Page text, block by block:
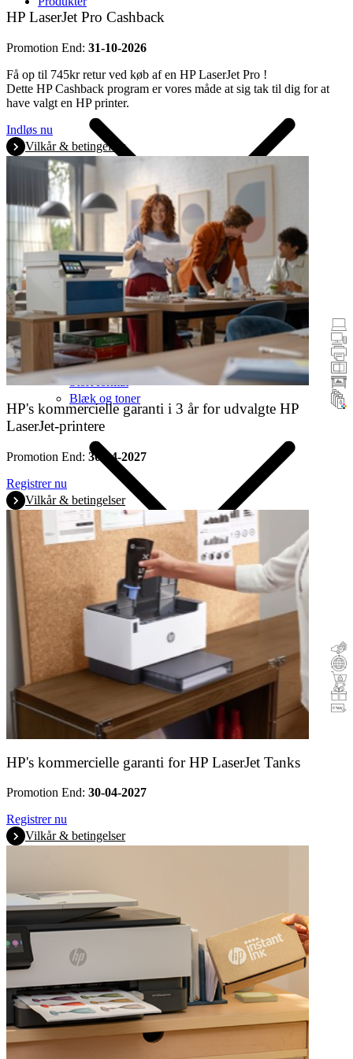
bærbare og tablets
Bærbare
Printere
Scannere
Stort format
Blæk og toner
Promotions
Cash-back
Byttehandel
Buy&Try
Garanti
HP LaserJet Pro Cashback
Promotion End: 31-10-2026
Få op til 745kr retur ved køb af en HP LaserJet Pro !
Dette HP Cashback program er vores måde at sig tak til dig for at
have valgt en HP printer.
Indløs nu
Vilkår & betingelser
HP's kommercielle garanti i 3 år for udvalgte HP
LaserJet-printere
Promotion End: 30-04-2027
Registrer nu
Vilkår & betingelser
HP's kommercielle garanti for HP LaserJet Tanks
Promotion End: 30-04-2027
Registrer nu
Vilkår & betingelser